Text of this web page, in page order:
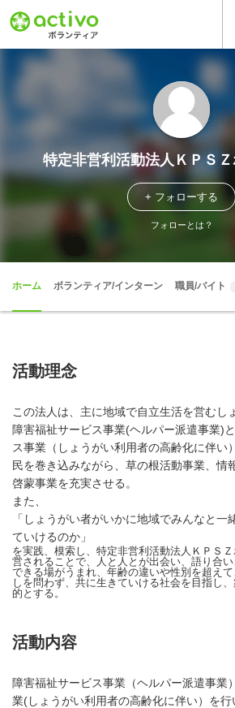
特定非営利活動法人ＫＰＳ
+ フォローする
フォローとは？
ホーム ボランティア/インターン 職員/バイト
活動理念
この法人は、主に地域で自立生活を営むし
障害福祉サービス事業(ヘルパー派遣事業)
ス事業（しょうがい利用者の高齢化に伴い
民を巻き込みながら、草の根活動事業、情
啓蒙事業を充実させる。
また、
「しょうがい者がいかに地域でみんなと一
ていけるのか」
を実践、模索し、特定非営利活動法人ＫＰＳ
営されることで、人と人とが出会い、語り合
できる場がうまれ、年齢の違いや性別を超え
しを問わず、共に生きていける社会を目指し
的とする。
活動内容
障害福祉サービス事業（ヘルパー派遣事業
業(しょうがい利用者の高齢化に伴い）を